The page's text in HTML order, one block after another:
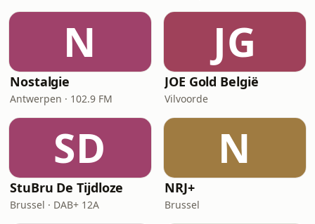
N
Nostalgie
Antwerpen · 102.9 FM
JG
JOE Gold België
Vilvoorde
SD
StuBru De Tijdloze
Brussel · DAB+ 12A
N
NRJ+
Brussel